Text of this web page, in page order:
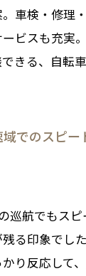
車検・修理
ビスも充実
きる、自転
域でのスピ
巡航でもス
る印象でし
り反応して